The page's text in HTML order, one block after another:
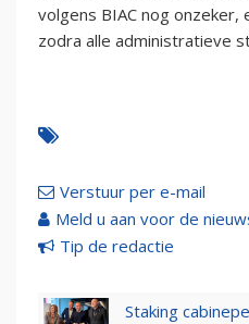
volgens BIAC nog
zodra alle administratieve
Verstuur per e-mail
Meld u aan voor de
Tip de redactie
Staking